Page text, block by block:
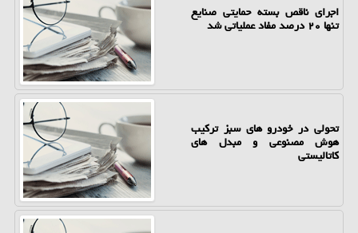
اجرای ناقص بسته حمایتی صنایع
تنها ۲۰ درصد مفاد عملیاتی شد
تحولی در خودرو های سبز ترکیب
هوش مصنوعی و مبدل های
کاتالیستی